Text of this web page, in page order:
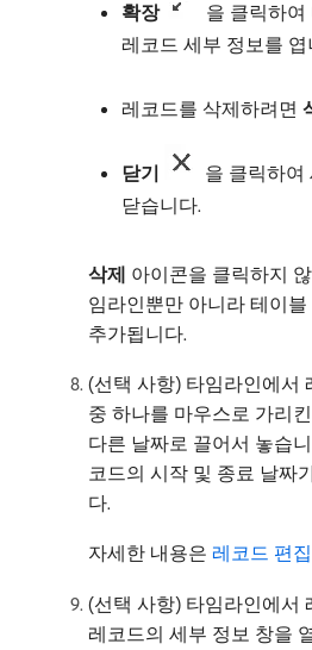
확장
을 클릭하여
레코드 세부 정보를 엽
레코드를 삭제하려면
닫기
을 클릭하여
닫습니다.
삭제 아이콘을 클릭하지
임라인뿐만 아니라 테이
추가됩니다.
(선택 사항) 타임라인에서
중 하나를 마우스로 가리
다른 날짜로 끌어서 놓습
코드의 시작 및 종료 날짜
다.
자세한 내용은 레코드 편집
(선택 사항) 타임라인에서
레코드의 세부 정보 창을